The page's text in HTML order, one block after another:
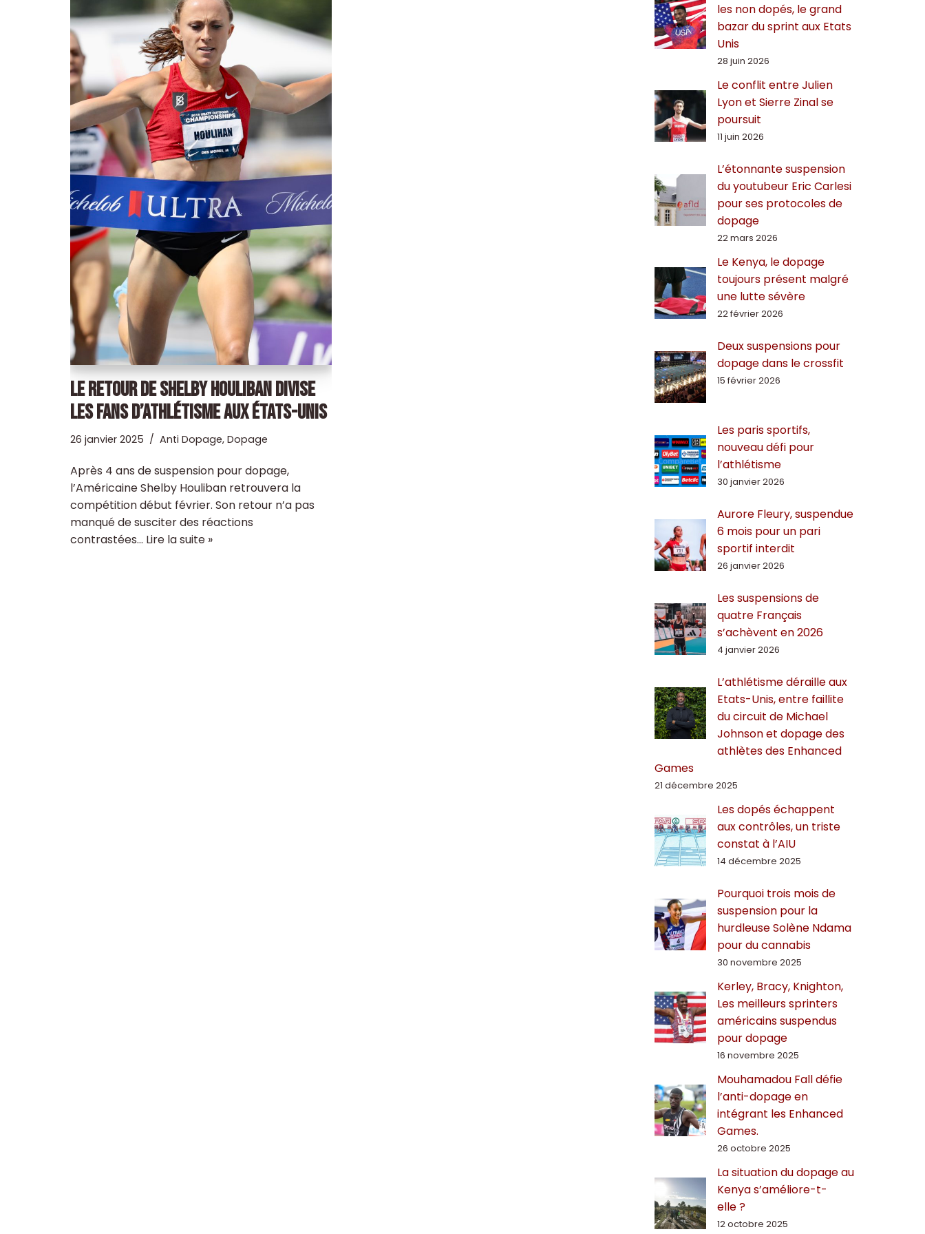
LE RETOUR DE SHELBY HOULIBAN DIVISE
LES FANS D’ATHLÉTISME AUX ÉTATS-UNIS
26 janvier 2025 Anti Dopage, Dopage
Après 4 ans de suspension pour dopage,
l’Américaine Shelby Houliban retrouvera la
compétition début février. Son retour n’a pas
manqué de susciter des réactions
contrastées… Lire la suite »
les non dopés, le grand
bazar du sprint aux Etats
Unis
28 juin 2026
Le conflit entre Julien
Lyon et Sierre Zinal se
poursuit
11 juin 2026
L’étonnante suspension
du youtubeur Eric Carlesi
pour ses protocoles de
dopage
22 mars 2026
Le Kenya, le dopage
toujours présent malgré
une lutte sévère
22 février 2026
Deux suspensions pour
dopage dans le crossfit
15 février 2026
Les paris sportifs,
nouveau défi pour
l’athlétisme
30 janvier 2026
Aurore Fleury, suspendue
6 mois pour un pari
sportif interdit
26 janvier 2026
Les suspensions de
quatre Français
s’achèvent en 2026
4 janvier 2026
L’athlétisme déraille aux
Etats-Unis, entre faillite
du circuit de Michael
Johnson et dopage des
athlètes des Enhanced
Games
21 décembre 2025
Les dopés échappent
aux contrôles, un triste
constat à l’AIU
14 décembre 2025
Pourquoi trois mois de
suspension pour la
hurdleuse Solène Ndama
pour du cannabis
30 novembre 2025
Kerley, Bracy, Knighton,
Les meilleurs sprinters
américains suspendus
pour dopage
16 novembre 2025
Mouhamadou Fall défie
l’anti-dopage en
intégrant les Enhanced
Games.
26 octobre 2025
La situation du dopage au
Kenya s’améliore-t-
elle ?
12 octobre 2025